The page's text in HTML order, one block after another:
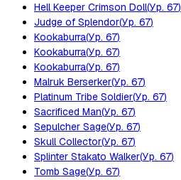
Hell Keeper Crimson Doll(Ур. 67)
Judge of Splendor(Ур. 67)
Kookaburra(Ур. 67)
Kookaburra(Ур. 67)
Kookaburra(Ур. 67)
Malruk Berserker(Ур. 67)
Platinum Tribe Soldier(Ур. 67)
Sacrificed Man(Ур. 67)
Sepulcher Sage(Ур. 67)
Skull Collector(Ур. 67)
Splinter Stakato Walker(Ур. 67)
Tomb Sage(Ур. 67)